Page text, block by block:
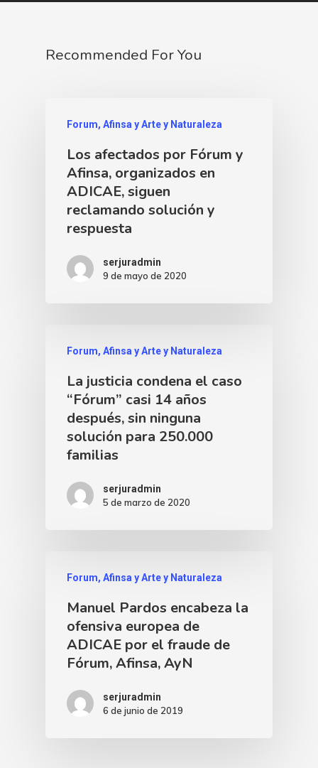
Recommended For You
Forum, Afinsa y Arte y Naturaleza
Los afectados por Fórum y
Afinsa, organizados en
ADICAE, siguen
reclamando solución y
respuesta
serjuradmin
9 de mayo de 2020
Forum, Afinsa y Arte y Naturaleza
La justicia condena el caso
“Fórum” casi 14 años
después, sin ninguna
solución para 250.000
familias
serjuradmin
5 de marzo de 2020
Forum, Afinsa y Arte y Naturaleza
Manuel Pardos encabeza la
ofensiva europea de
ADICAE por el fraude de
Fórum, Afinsa, AyN
serjuradmin
6 de junio de 2019